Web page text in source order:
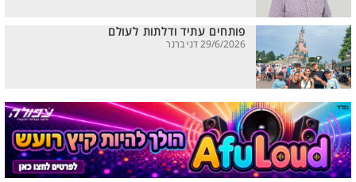
פותחים עתיד ודלתות לעולם
29/6/2026 דני ברנר